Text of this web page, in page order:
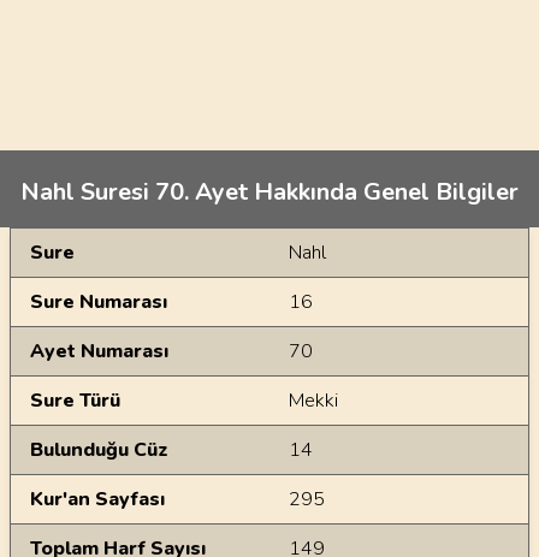
Nahl Suresi 70. Ayet Hakkında Genel Bilgiler
Genel Bilgiler
Sure
Nahl
Sure Numarası
16
Ayet Numarası
70
Sure Türü
Mekki
Bulunduğu Cüz
14
Kur'an Sayfası
295
Toplam Harf Sayısı
149